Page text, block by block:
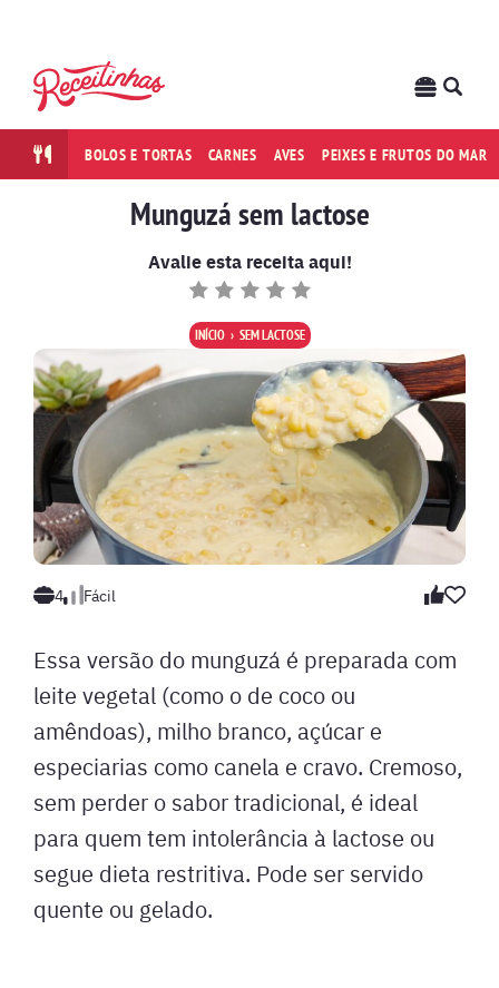
BOLOS E TORTAS CARNES AVES PEIXES E FRUTOS DO MAR
Munguzá sem lactose
Avalie esta receita aqui!
INÍCIO SEM LACTOSE
4 Fácil
Essa versão do munguzá é preparada com
leite vegetal (como o de coco ou
amêndoas), milho branco, açúcar e
especiarias como canela e cravo. Cremoso,
sem perder o sabor tradicional, é ideal
para quem tem intolerância à lactose ou
segue dieta restritiva. Pode ser servido
quente ou gelado.